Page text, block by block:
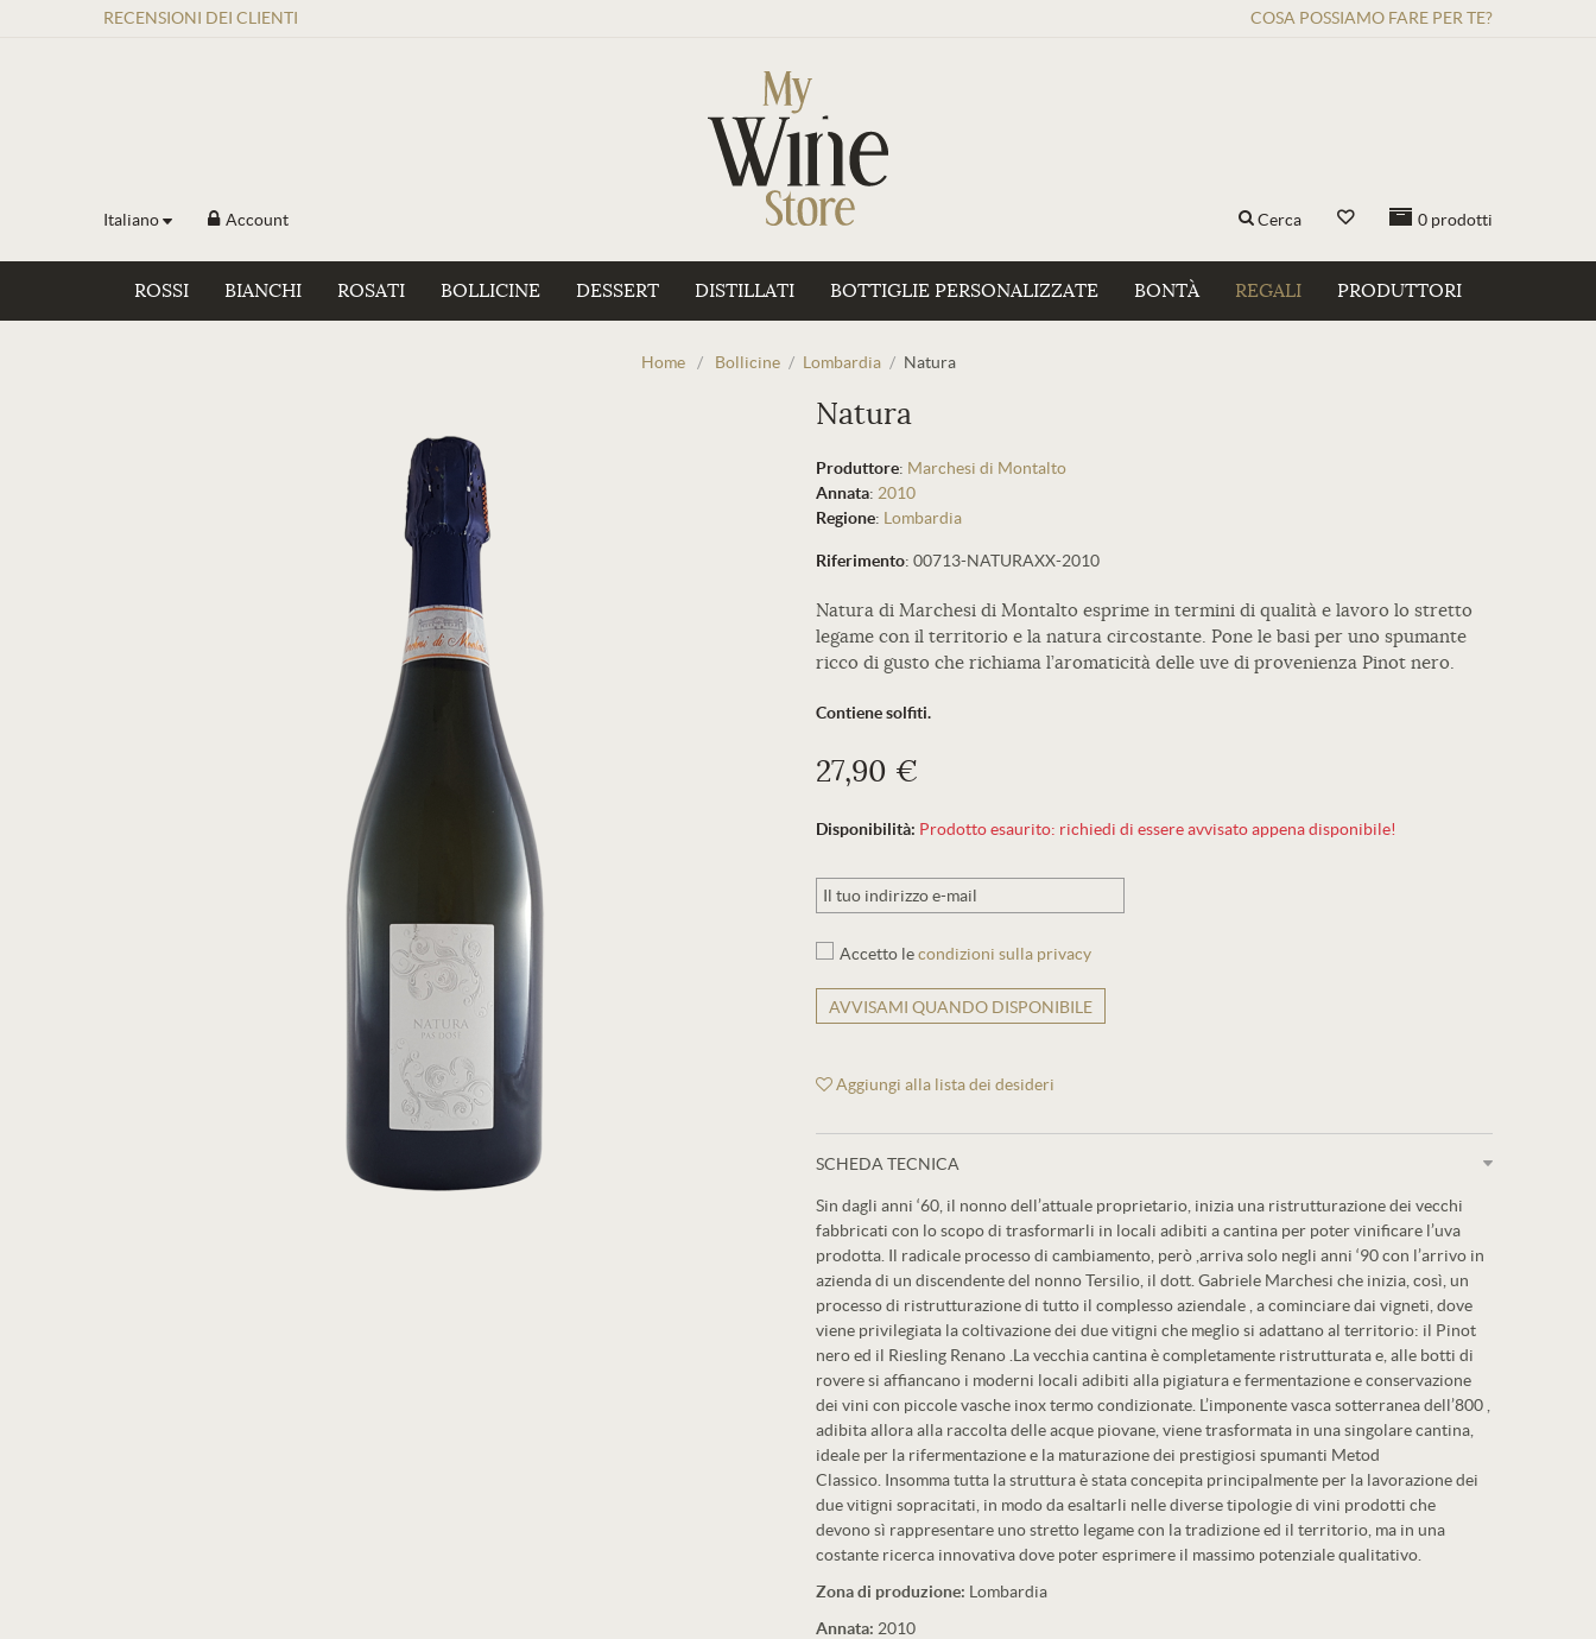
RECENSIONI DEI CLIENTI COSA POSSIAMO FARE PER TE?
Italiano Account 0 prodotti
Cerca
ROSSI BIANCHI ROSATI BOLLICINE DESSERT DISTILLATI BOTTIGLIE PERSONALIZZATE BONTÀ REGALI PRODUTTORI
Home / Bollicine / Lombardia / Natura
Natura
Produttore: Marchesi di Montalto
Annata: 2010
Regione: Lombardia
Riferimento: 00713-NATURAXX-2010
Natura di Marchesi di Montalto esprime in termini di qualità e lavoro lo stretto
legame con il territorio e la natura circostante. Pone le basi per uno spumante
ricco di gusto che richiama l’aromaticità delle uve di provenienza Pinot nero.
Contiene solfiti.
27,90 €
Disponibilità: Prodotto esaurito: richiedi di essere avvisato appena disponibile!
Accetto lecondizioni sulla privacy
AVVISAMI QUANDO DISPONIBILE
Aggiungi alla lista dei desideri
SCHEDA TECNICA
Sin dagli anni ‘60, il nonno dell’attuale proprietario, inizia una ristrutturazione dei vecchi
fabbricati con lo scopo di trasformarli in locali adibiti a cantina per poter vinificare l’uva
prodotta. Il radicale processo di cambiamento, però ,arriva solo negli anni ‘90 con l’arrivo in
azienda di un discendente del nonno Tersilio, il dott. Gabriele Marchesi che inizia, così, un
processo di ristrutturazione di tutto il complesso aziendale , a cominciare dai vigneti, dove
viene privilegiata la coltivazione dei due vitigni che meglio si adattano al territorio: il Pinot
nero ed il Riesling Renano .La vecchia cantina è completamente ristrutturata e, alle botti di
rovere si affiancano i moderni locali adibiti alla pigiatura e fermentazione e conservazione
dei vini con piccole vasche inox termo condizionate. L’imponente vasca sotterranea dell’800 ,
adibita allora alla raccolta delle acque piovane, viene trasformata in una singolare cantina,
ideale per la rifermentazione e la maturazione dei prestigiosi spumanti Metod
Classico. Insomma tutta la struttura è stata concepita principalmente per la lavorazione dei
due vitigni sopracitati, in modo da esaltarli nelle diverse tipologie di vini prodotti che
devono sì rappresentare uno stretto legame con la tradizione ed il territorio, ma in una
costante ricerca innovativa dove poter esprimere il massimo potenziale qualitativo.
Zona di produzione: Lombardia
Annata: 2010